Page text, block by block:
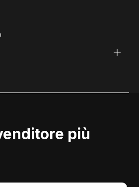
più